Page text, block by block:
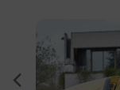
En savoir plus